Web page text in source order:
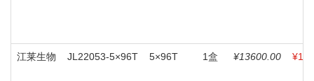
江莱生物 JL22053-5×96T 5×96T 1盒 ¥13600.00